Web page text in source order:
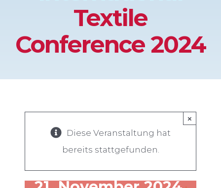
Textile
Conference 2024
×
Diese Veranstaltung hat
bereits stattgefunden.
ADD International Textile
Conference 2024